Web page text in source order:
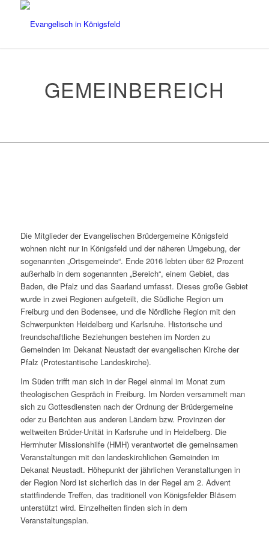
GEMEINBEREICH
Die Mitglieder der Evangelischen Brüdergemeine Königsfeld
wohnen nicht nur in Königsfeld und der näheren Umgebung, der
sogenannten „Ortsgemeinde“. Ende 2016 lebten über 62 Prozent
außerhalb in dem sogenannten „Bereich“, einem Gebiet, das
Baden, die Pfalz und das Saarland umfasst. Dieses große Gebiet
wurde in zwei Regionen aufgeteilt, die Südliche Region um
Freiburg und den Bodensee, und die Nördliche Region mit den
Schwerpunkten Heidelberg und Karlsruhe. Historische und
freundschaftliche Beziehungen bestehen im Norden zu
Gemeinden im Dekanat Neustadt der evangelischen Kirche der
Pfalz (Protestantische Landeskirche).
Im Süden trifft man sich in der Regel einmal im Monat zum
theologischen Gespräch in Freiburg. Im Norden versammelt man
sich zu Gottesdiensten nach der Ordnung der Brüdergemeine
oder zu Berichten aus anderen Ländern bzw. Provinzen der
weltweiten Brüder-Unität in Karlsruhe und in Heidelberg. Die
Herrnhuter Missionshilfe (HMH) verantwortet die gemeinsamen
Veranstaltungen mit den landeskirchlichen Gemeinden im
Dekanat Neustadt. Höhepunkt der jährlichen Veranstaltungen in
der Region Nord ist sicherlich das in der Regel am 2. Advent
stattfindende Treffen, das traditionell von Königsfelder Bläsern
unterstützt wird. Einzelheiten finden sich in dem
Veranstaltungsplan.